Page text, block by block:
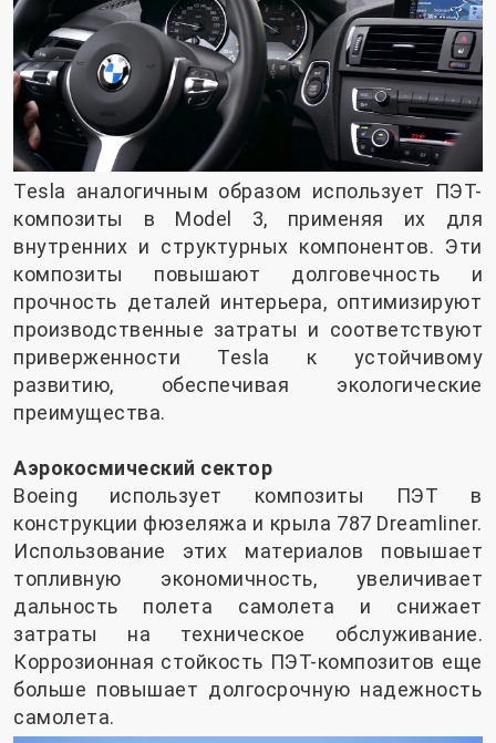
Tesla аналогичным образом использует ПЭТ-
композиты в Model 3, применяя их для
внутренних и структурных компонентов. Эти
композиты повышают долговечность и
прочность деталей интерьера, оптимизируют
производственные затраты и соответствуют
приверженности Tesla к устойчивому
развитию, обеспечивая экологические
преимущества.
Аэрокосмический сектор
Boeing использует композиты ПЭТ в
конструкции фюзеляжа и крыла 787 Dreamliner.
Использование этих материалов повышает
топливную экономичность, увеличивает
дальность полета самолета и снижает
затраты на техническое обслуживание.
Коррозионная стойкость ПЭТ-композитов еще
больше повышает долгосрочную надежность
самолета.